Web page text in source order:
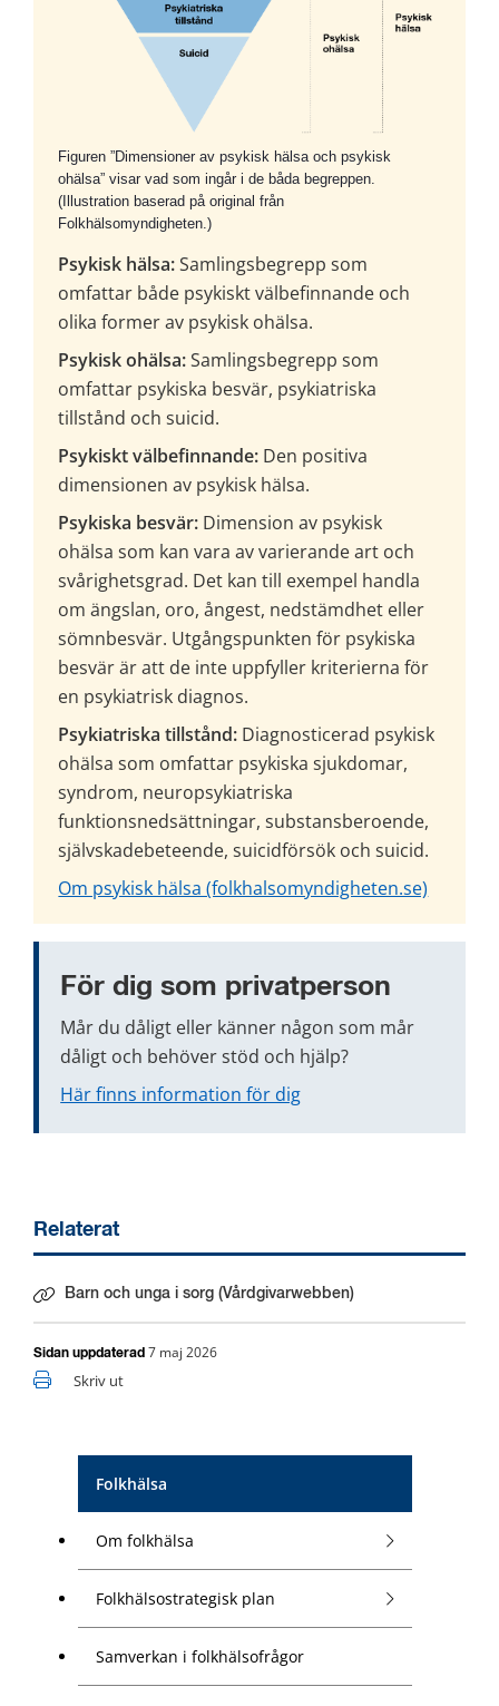
Folkhälsa
Om folkhälsa
Folkhälsostrategisk plan
Samverkan i folkhälsofrågor
Figuren ”Dimensioner av psykisk hälsa och psykisk
ohälsa” visar vad som ingår i de båda begreppen.
(Illustration baserad på original från
Folkhälsomyndigheten.)
Psykisk hälsa: Samlingsbegrepp som
omfattar både psykiskt välbefinnande och
olika former av psykisk ohälsa.
Psykisk ohälsa: Samlingsbegrepp som
omfattar psykiska besvär, psykiatriska
tillstånd och suicid.
Psykiskt välbefinnande: Den positiva
dimensionen av psykisk hälsa.
Psykiska besvär: Dimension av psykisk
ohälsa som kan vara av varierande art och
svårighetsgrad. Det kan till exempel handla
om ängslan, oro, ångest, nedstämdhet eller
sömnbesvär. Utgångspunkten för psykiska
besvär är att de inte uppfyller kriterierna för
en psykiatrisk diagnos.
Psykiatriska tillstånd: Diagnosticerad psykisk
ohälsa som omfattar psykiska sjukdomar,
syndrom, neuropsykiatriska
funktionsnedsättningar, substansberoende,
självskadebeteende, suicidförsök och suicid.
Om psykisk hälsa (folkhalsomyndigheten.se)
För dig som privatperson
Mår du dåligt eller känner någon som mår
dåligt och behöver stöd och hjälp?
Här finns information för dig
Relaterat
Barn och unga i sorg (Vårdgivarwebben)
Sidan uppdaterad 7 maj 2026
Skriv ut